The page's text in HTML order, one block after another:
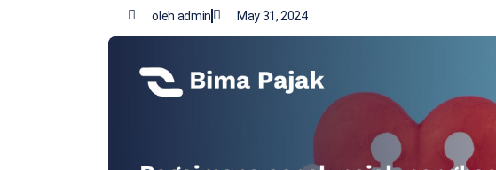
oleh admin May 31, 2024